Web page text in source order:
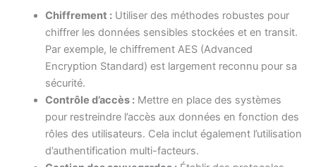
Chiffrement :Utiliser des méthodes robustes pour
chiffrer les données sensibles stockées et en transit.
Par exemple, le chiffrement AES (Advanced
Encryption Standard) est largement reconnu pour sa
sécurité.
Contrôle d’accès :Mettre en place des systèmes
pour restreindre l’accès aux données en fonction des
rôles des utilisateurs. Cela inclut également l’utilisation
d’authentification multi-facteurs.